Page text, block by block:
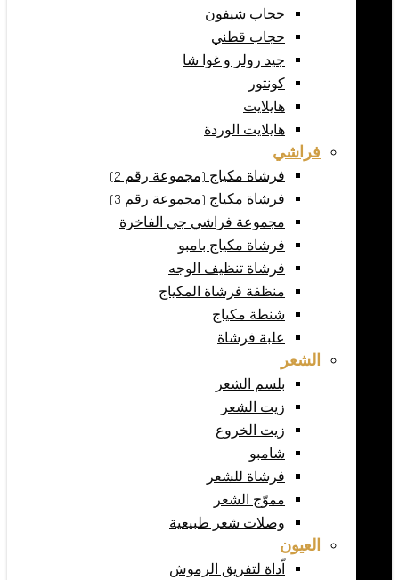
حجاب شيفون
حجاب قطني
جيد رولر و غوا شا
كونتور
هايلايت
هايلايت الوردة
فراشي
فرشاة مكياج (مجموعة رقم 2)
فرشاة مكياج (مجموعة رقم 3)
مجموعة فراشي جي الفاخرة
فرشاة مكياج بامبو
فرشاة تنظيف الوجه
منظفة فرشاة المكياج
شنطة مكياج
علبة فرشاة
الشعر
بلسم الشعر
زيت الشعر
زيت الخروع
شامبو
فرشاة للشعر
مموّج الشعر
وصلات شعر طبيعية
العيون
اّداة لتفريق الرموش